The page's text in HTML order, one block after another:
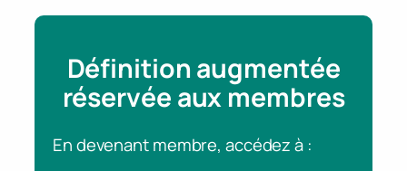
Définition augmentée
réservée aux membres
En devenant membre, accédez à :